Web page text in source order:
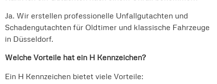
Ja. Wir erstellen professionelle Unfallgutachten und
Schadengutachten für Oldtimer und klassische Fahrzeuge
in Düsseldorf.
Welche Vorteile hat ein H Kennzeichen?
Ein H Kennzeichen bietet viele Vorteile: